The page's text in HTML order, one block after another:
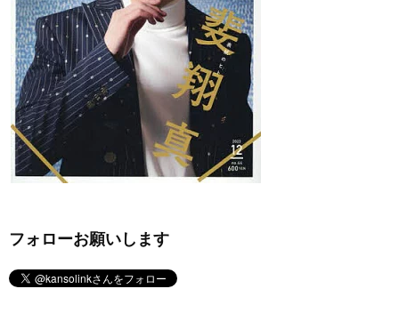
フォローお願いします